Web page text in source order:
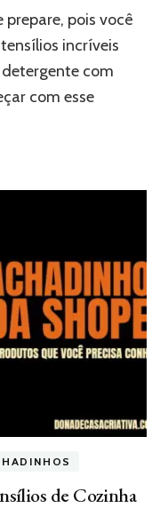
prepare, pois você
incríveis
detergente com
com esse
de Cozinha